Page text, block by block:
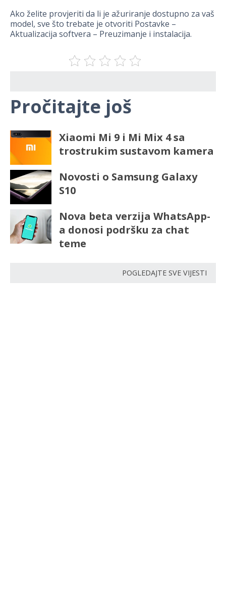
Ako želite provjeriti da li je ažuriranje dostupno za vaš
model, sve što trebate je otvoriti Postavke –
Aktualizacija softvera – Preuzimanje i instalacija.
Pročitajte još
Xiaomi Mi 9 i Mi Mix 4 sa
trostrukim sustavom kamera
Novosti o Samsung Galaxy
S10
Nova beta verzija WhatsApp-
a donosi podršku za chat
teme
POGLEDAJTE SVE VIJESTI